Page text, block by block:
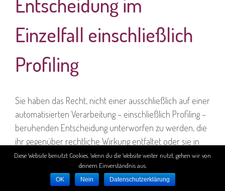
Einzelfall einschließlich
Profiling
Sie haben das Recht, nicht einer ausschließlich auf einer
automatisierten Verarbeitung – einschließlich Profiling –
beruhenden Entscheidung unterworfen zu werden, die
ihr gegenüber rechtliche Wirkung entfaltet oder sie in
ähnlicher Weise erheblich beeinträchtigt. Dies gilt nicht,
wenn die Entscheidung a. für den Abschluss oder die
Erfüllung eines Vertrags zwischen Ihnen und dem
Diese Website benutzt Cookies. Wenn du die Website weiter nutzt, gehen wir von
deinem Einverständnis aus.
OK Nein Datenschutzerklärung